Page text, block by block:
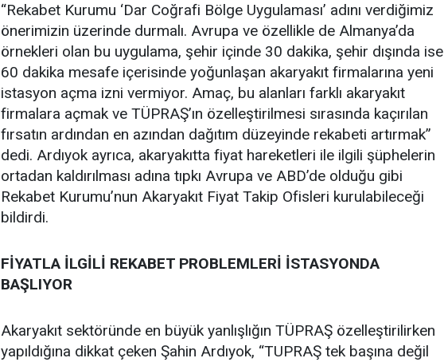
“Rekabet Kurumu ‘Dar Coğrafi Bölge Uygulaması’ adını verdiğimiz
önerimizin üzerinde durmalı. Avrupa ve özellikle de Almanya’da
örnekleri olan bu uygulama, şehir içinde 30 dakika, şehir dışında ise
60 dakika mesafe içerisinde yoğunlaşan akaryakıt firmalarına yeni
istasyon açma izni vermiyor. Amaç, bu alanları farklı akaryakıt
firmalara açmak ve TÜPRAŞ’ın özelleştirilmesi sırasında kaçırılan
fırsatın ardından en azından dağıtım düzeyinde rekabeti artırmak”
dedi. Ardıyok ayrıca, akaryakıtta fiyat hareketleri ile ilgili şüphelerin
ortadan kaldırılması adına tıpkı Avrupa ve ABD’de olduğu gibi
Rekabet Kurumu’nun Akaryakıt Fiyat Takip Ofisleri kurulabileceği
bildirdi.
FİYATLA İLGİLİ REKABET PROBLEMLERİ İSTASYONDA
BAŞLIYOR
Akaryakıt sektöründe en büyük yanlışlığın TÜPRAŞ özelleştirilirken
yapıldığına dikkat çeken Şahin Ardıyok, “TUPRAŞ tek başına değil